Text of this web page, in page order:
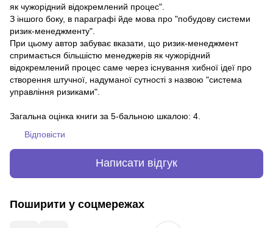
як чужорідний відокремлений процес".
З іншого боку, в параграфі йде мова про "побудову системи
ризик-менеджменту".
При цьому автор забуває вказати, що ризик-менеджмент
спримається більшістю менеджерів як чужорідний
відокремлений процес саме через існування хибної ідеї про
створення штучної, надуманої сутності з назвою "система
управління ризиками".
Загальна оцінка книги за 5-бальною шкалою: 4.
Відповісти
Написати відгук
Поширити у соцмережах